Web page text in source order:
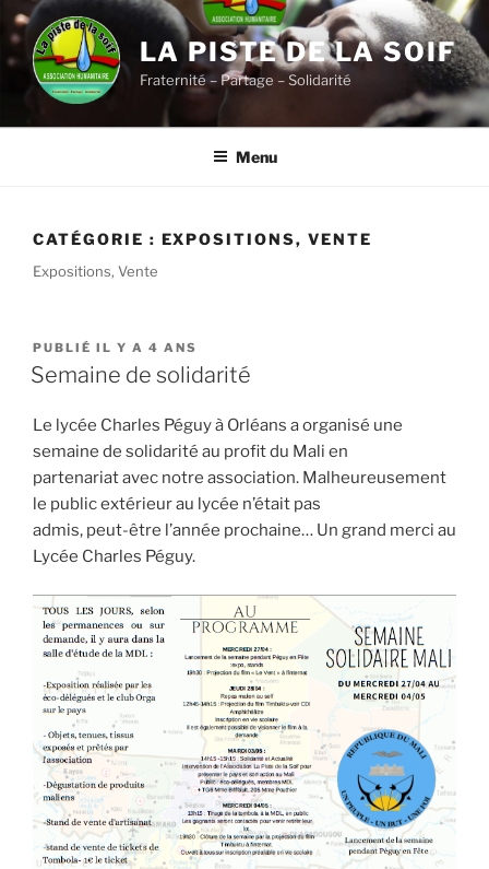
Aller
au
contenu
principal
LA PISTE DE LA SOIF
Fraternité – Partage – Solidarité
Menu
CATÉGORIE : EXPOSITIONS, VENTE
Expositions, Vente
PUBLIÉ
LE
PUBLIÉ IL Y A 4 ANS
Semaine de solidarité
Le lycée Charles Péguy à Orléans a organisé une
semaine de solidarité au profit du Mali en
partenariat avec notre association. Malheureusement
le public extérieur au lycée n’était pas
admis, peut-être l’année prochaine… Un grand merci au
Lycée Charles Péguy.